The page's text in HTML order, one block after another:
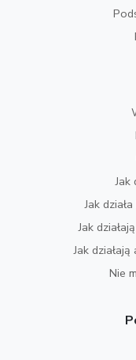
Jak
Jak
Jak
Jak
Nie